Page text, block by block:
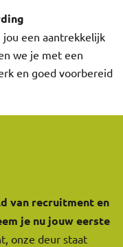
jou een aantrekkelijk
we je met een
en goed voorbereid
van recruitment en
je nu jouw eerste
onze deur staat